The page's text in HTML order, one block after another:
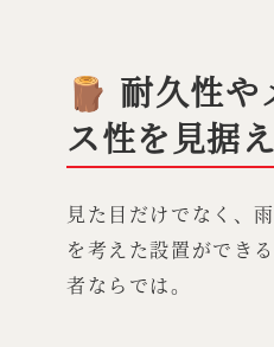
🪵 耐久性や
ス性を見据
見た目だけでなく、
を考えた設置ができ
者ならでは。